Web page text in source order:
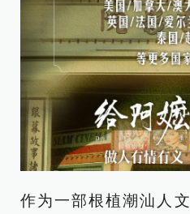
作为一部根植潮汕人